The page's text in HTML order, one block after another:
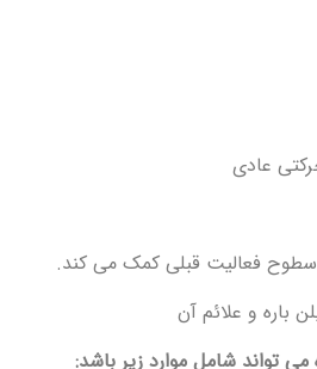
عادی
سطوح فعالیت قبلی کمک می کند.
باره و علائم آن
می تواند شامل موارد زیر باشد: